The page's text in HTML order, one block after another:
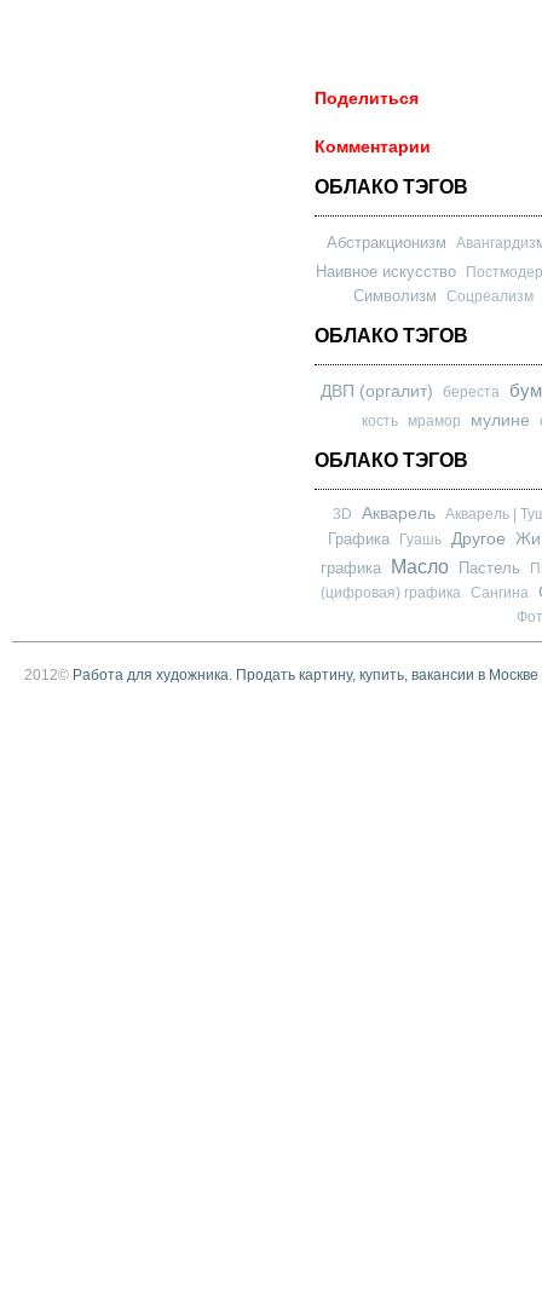
Поделиться
Комментарии
ОБЛАКО ТЭГОВ
Абстракционизм
Наивное искусство
Символизм Соцреализм
ОБЛАКО ТЭГОВ
ДВП (оргалит) береста
кость мрамор мулине
ОБЛАКО ТЭГОВ
3D Акварель Акварель |
Графика Гуашь Другое
графика
Масло Пастель
(цифровая) графика
Сангина
2012© Работа для художника. Продать картину, купить, вакансии в Москве